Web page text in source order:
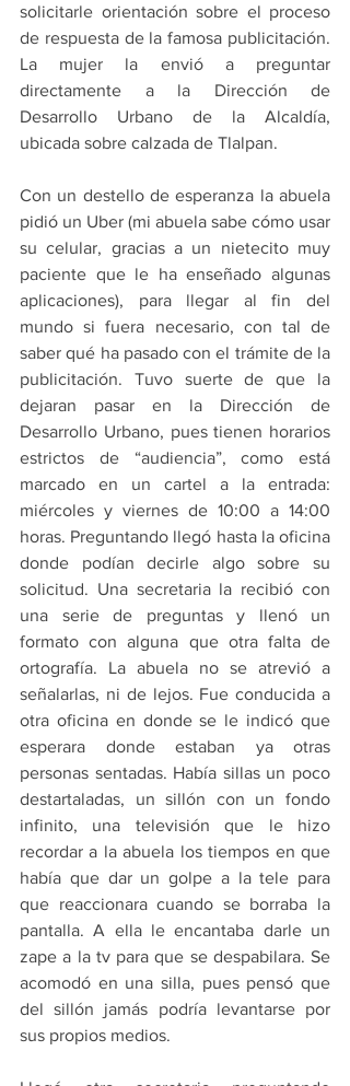
solicitarle orientación sobre el proceso
de respuesta de la famosa publicitación.
La mujer la envió a preguntar
directamente a la Dirección de
Desarrollo Urbano de la Alcaldía,
ubicada sobre calzada de Tlalpan.
Con un destello de esperanza la abuela
pidió un Uber (mi abuela sabe cómo usar
su celular, gracias a un nietecito muy
paciente que le ha enseñado algunas
aplicaciones), para llegar al fin del
mundo si fuera necesario, con tal de
saber qué ha pasado con el trámite de la
publicitación. Tuvo suerte de que la
dejaran pasar en la Dirección de
Desarrollo Urbano, pues tienen horarios
estrictos de “audiencia”, como está
marcado en un cartel a la entrada:
miércoles y viernes de 10:00 a 14:00
horas. Preguntando llegó hasta la oficina
donde podían decirle algo sobre su
solicitud. Una secretaria la recibió con
una serie de preguntas y llenó un
formato con alguna que otra falta de
ortografía. La abuela no se atrevió a
señalarlas, ni de lejos. Fue conducida a
otra oficina en donde se le indicó que
esperara donde estaban ya otras
personas sentadas. Había sillas un poco
destartaladas, un sillón con un fondo
infinito, una televisión que le hizo
recordar a la abuela los tiempos en que
había que dar un golpe a la tele para
que reaccionara cuando se borraba la
pantalla. A ella le encantaba darle un
zape a la tv para que se despabilara. Se
acomodó en una silla, pues pensó que
del sillón jamás podría levantarse por
sus propios medios.